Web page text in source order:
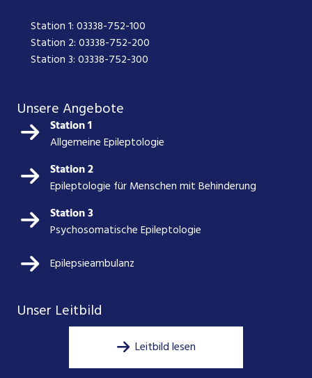
Station 1: 03338-752-100
Station 2: 03338-752-200
Station 3: 03338-752-300
Unsere Angebote
Station 1
Allgemeine Epileptologie
Station 2
Epileptologie für Menschen mit Behinderung
Station 3
Psychosomatische Epileptologie
Epilepsieambulanz
Unser Leitbild
Leitbild lesen